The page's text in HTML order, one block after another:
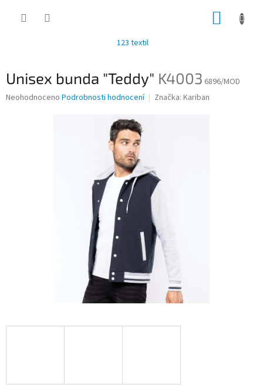
123 textil
Unisex bunda "Teddy" K4003 6896/MOD
Průměrné
Neohodnoceno Podrobnosti hodnocení Značka: Kariban